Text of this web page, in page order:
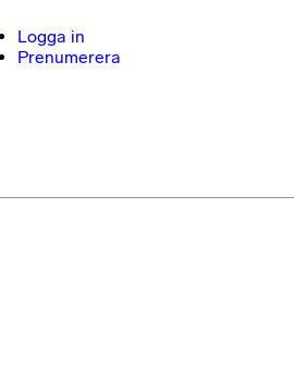
Logga in
Prenumerera